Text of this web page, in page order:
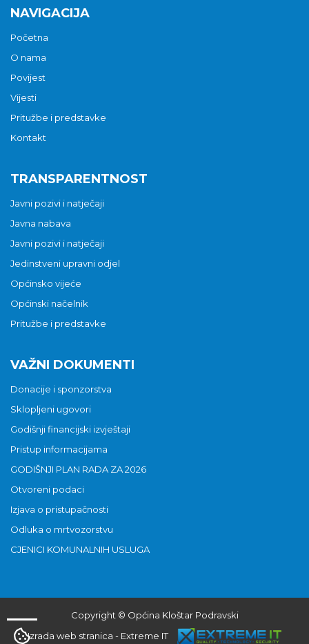
NAVIGACIJA
Početna
O nama
Povijest
Vijesti
Pritužbe i predstavke
Kontakt
TRANSPARENTNOST
Javni pozivi i natječaji
Javna nabava
Javni pozivi i natječaji
Jedinstveni upravni odjel
Općinsko vijeće
Općinski načelnik
Pritužbe i predstavke
VAŽNI DOKUMENTI
Donacije i sponzorstva
Sklopljeni ugovori
Godišnji financijski izvještaji
Pristup informacijama
GODIŠNJI PLAN RADA ZA 2026
Otvoreni podaci
Izjava o pristupačnosti
Odluka o mrtvozorstvu
CJENICI KOMUNALNIH USLUGA
Copyright © Općina Kloštar Podravski
Izrada web stranica - Extreme IT